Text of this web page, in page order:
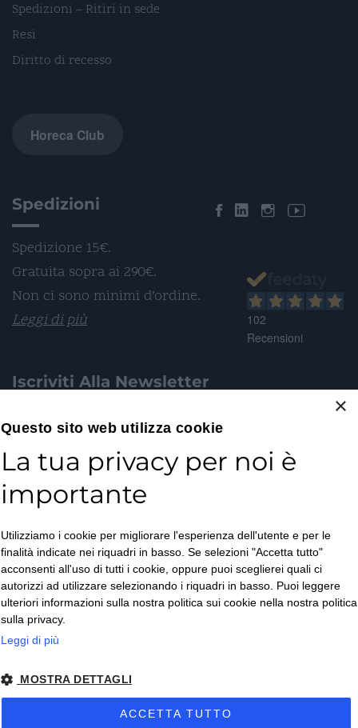
Spedizioni – Ritiri in sede
Resi
Diritto di recesso
Horeca Club
Spedizioni
Spedizione 15€.
Gratuita sopra ai 290€.
Non ci sono minimi d’ordine.
Leggi di più
Iscriviti Alla Newsletter
Email*
Privacy Policy*
ISCRIVITI
102
Recensioni
Copyright © 2026. All Rights Reserved.
– Condizioni di Vendita
×
Questo sito web utilizza cookie
La tua privacy per noi è
importante
Utilizziamo i cookie per migliorare l'esperienza dell'utente e per le
finalità indicate nei riquadri in basso. Se selezioni "Accetta tutto"
acconsenti all'uso di tutti i cookie, oppure puoi sceglierei quali ci
autorizzi ad utilizzare selezionando i riquadri in basso. Puoi leggere
ulteriori informazioni sulla nostra politica sui cookie nella nostra politica
sulla privacy.
Leggi di più
MOSTRA DETTAGLI
ACCETTA TUTTO